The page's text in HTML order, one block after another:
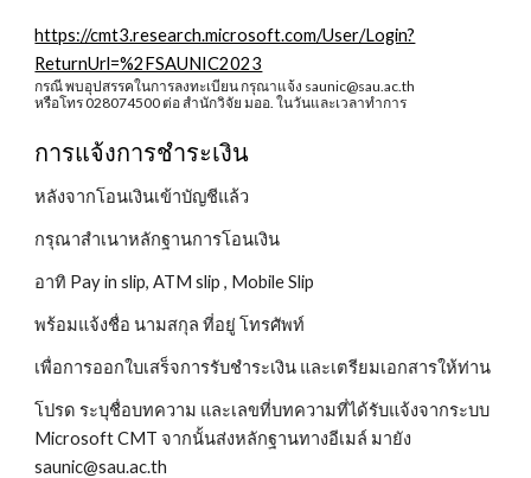
https://cmt3.research.microsoft.com/User/Login?
ReturnUrl=%2FSAUNIC2023
กรณี พบอุปสรรคในการลงทะเบียน กรุณาแจ้ง saunic@sau.ac.th
หรือโทร 028074500 ต่อ สำนักวิจัย มออ. ในวันและเวลาทำการ
การแจ้งการชำระเงิน
หลังจากโอนเงินเข้าบัญชีแล้ว
กรุณาสำเนาหลักฐานการโอนเงิน
อาทิ Pay in slip, ATM slip , Mobile Slip
พร้อมแจ้งชื่อ นามสกุล ที่อยู่ โทรศัพท์
เพื่อการออกใบเสร็จการรับชำระเงิน และเตรียมเอกสารให้ท่าน
โปรด ระบุชื่อบทความ และเลขที่บทความที่ได้รับแจ้งจากระบบ
Microsoft CMT จากนั้นส่งหลักฐานทางอีเมล์ มายัง
saunic@sau.ac.th